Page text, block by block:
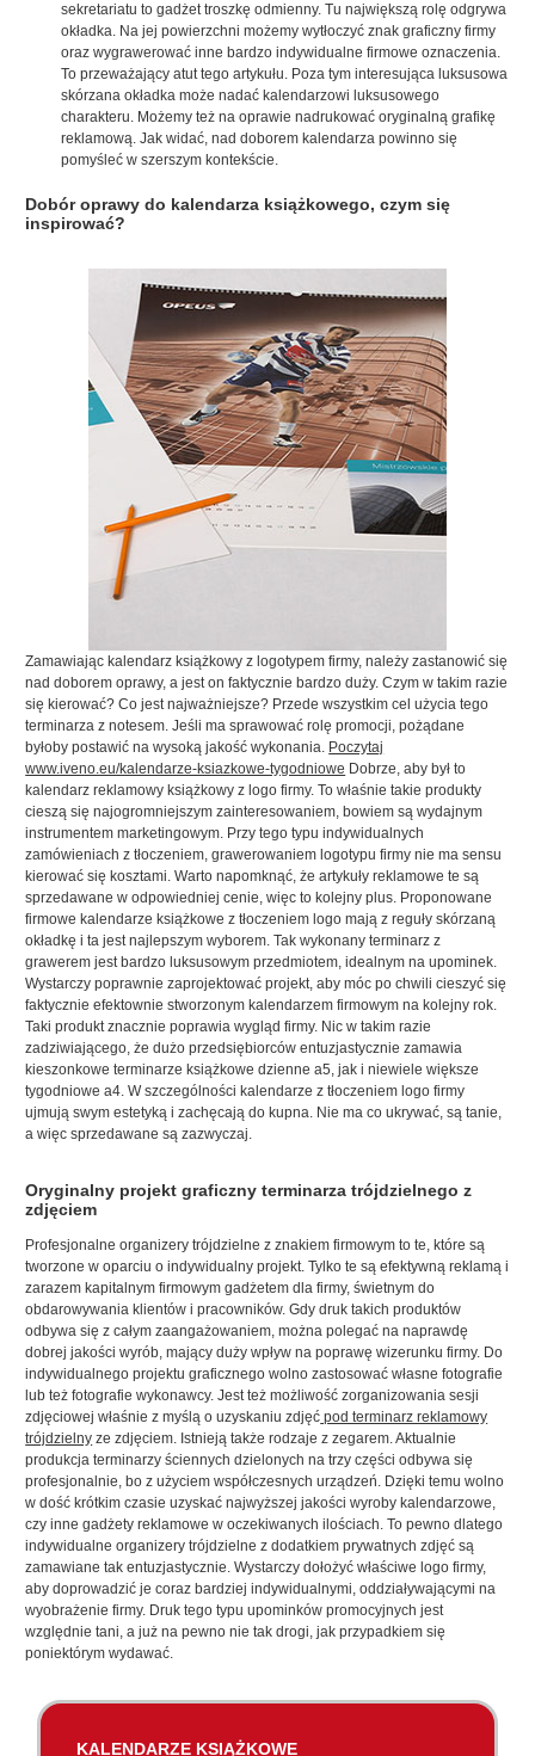
sekretariatu to gadżet troszkę odmienny. Tu największą rolę odgrywa
okładka. Na jej powierzchni możemy wytłoczyć znak graficzny firmy
oraz wygrawerować inne bardzo indywidualne firmowe oznaczenia.
To przeważający atut tego artykułu. Poza tym interesująca luksusowa
skórzana okładka może nadać kalendarzowi luksusowego
charakteru. Możemy też na oprawie nadrukować oryginalną grafikę
reklamową. Jak widać, nad doborem kalendarza powinno się
pomyśleć w szerszym kontekście.
Dobór oprawy do kalendarza książkowego, czym się
inspirować?
Zamawiając kalendarz książkowy z logotypem firmy, należy zastanowić się
nad doborem oprawy, a jest on faktycznie bardzo duży. Czym w takim razie
się kierować? Co jest najważniejsze? Przede wszystkim cel użycia tego
terminarza z notesem. Jeśli ma sprawować rolę promocji, pożądane
byłoby postawić na wysoką jakość wykonania. Poczytaj
www.iveno.eu/kalendarze-ksiazkowe-tygodniowe Dobrze, aby był to
kalendarz reklamowy książkowy z logo firmy. To właśnie takie produkty
cieszą się najogromniejszym zainteresowaniem, bowiem są wydajnym
instrumentem marketingowym. Przy tego typu indywidualnych
zamówieniach z tłoczeniem, grawerowaniem logotypu firmy nie ma sensu
kierować się kosztami. Warto napomknąć, że artykuły reklamowe te są
sprzedawane w odpowiedniej cenie, więc to kolejny plus. Proponowane
firmowe kalendarze książkowe z tłoczeniem logo mają z reguły skórzaną
okładkę i ta jest najlepszym wyborem. Tak wykonany terminarz z
grawerem jest bardzo luksusowym przedmiotem, idealnym na upominek.
Wystarczy poprawnie zaprojektować projekt, aby móc po chwili cieszyć się
faktycznie efektownie stworzonym kalendarzem firmowym na kolejny rok.
Taki produkt znacznie poprawia wygląd firmy. Nic w takim razie
zadziwiającego, że dużo przedsiębiorców entuzjastycznie zamawia
kieszonkowe terminarze książkowe dzienne a5, jak i niewiele większe
tygodniowe a4. W szczególności kalendarze z tłoczeniem logo firmy
ujmują swym estetyką i zachęcają do kupna. Nie ma co ukrywać, są tanie,
a więc sprzedawane są zazwyczaj.
Oryginalny projekt graficzny terminarza trójdzielnego z
zdjęciem
Profesjonalne organizery trójdzielne z znakiem firmowym to te, które są
tworzone w oparciu o indywidualny projekt. Tylko te są efektywną reklamą i
zarazem kapitalnym firmowym gadżetem dla firmy, świetnym do
obdarowywania klientów i pracowników. Gdy druk takich produktów
odbywa się z całym zaangażowaniem, można polegać na naprawdę
dobrej jakości wyrób, mający duży wpływ na poprawę wizerunku firmy. Do
indywidualnego projektu graficznego wolno zastosować własne fotografie
lub też fotografie wykonawcy. Jest też możliwość zorganizowania sesji
zdjęciowej właśnie z myślą o uzyskaniu zdjęć pod terminarz reklamowy
trójdzielny ze zdjęciem. Istnieją także rodzaje z zegarem. Aktualnie
produkcja terminarzy ściennych dzielonych na trzy części odbywa się
profesjonalnie, bo z użyciem współczesnych urządzeń. Dzięki temu wolno
w dość krótkim czasie uzyskać najwyższej jakości wyroby kalendarzowe,
czy inne gadżety reklamowe w oczekiwanych ilościach. To pewno dlatego
indywidualne organizery trójdzielne z dodatkiem prywatnych zdjęć są
zamawiane tak entuzjastycznie. Wystarczy dołożyć właściwe logo firmy,
aby doprowadzić je coraz bardziej indywidualnymi, oddziaływającymi na
wyobrażenie firmy. Druk tego typu upominków promocyjnych jest
względnie tani, a już na pewno nie tak drogi, jak przypadkiem się
poniektórym wydawać.
KALENDARZE KSIĄŻKOWE